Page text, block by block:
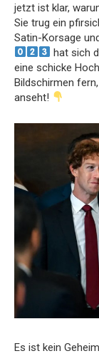
jetzt ist klar,
Sie trug ein
Satin-Korsage
hat sich
eine schicke
Bildschirmen
anseht!
Es ist kein